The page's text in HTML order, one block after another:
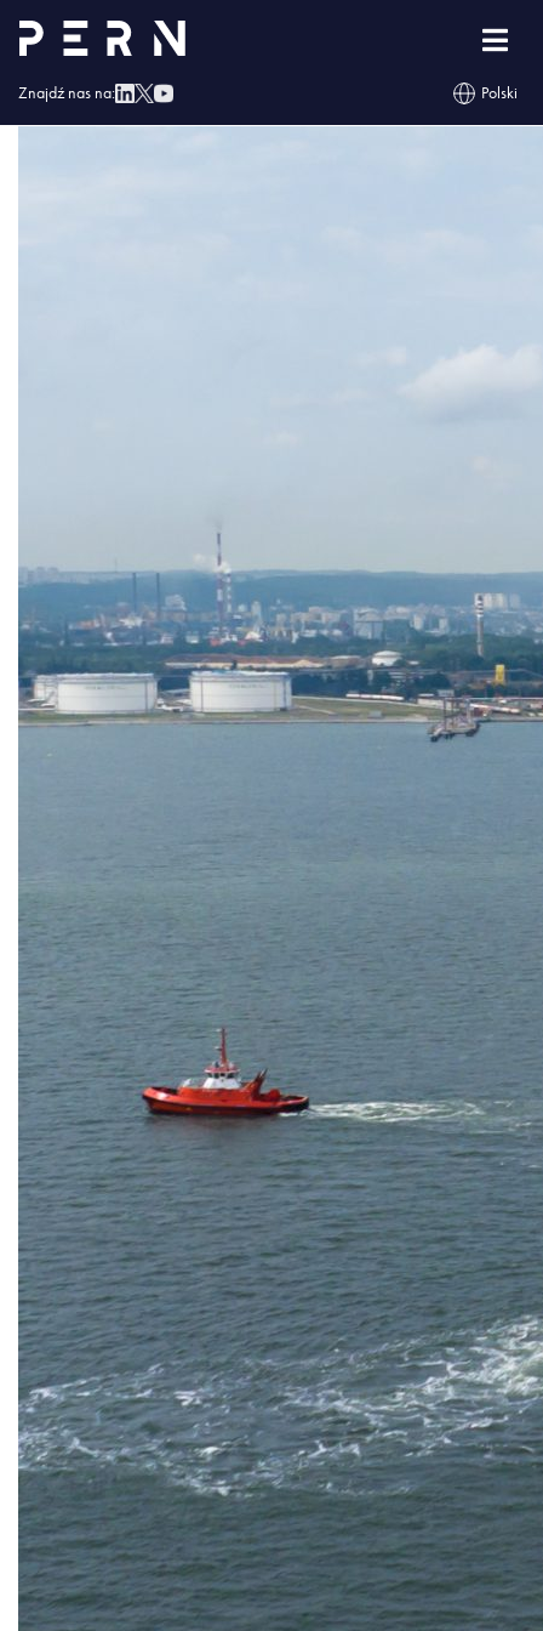
Znajdź nas na: Polski
2022_06_Naftoport (4)